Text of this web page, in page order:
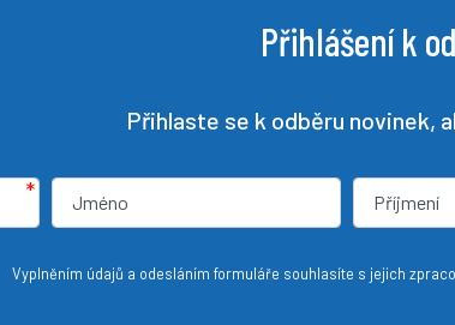
Přihlášení k
Přihlaste se k odběru novinek,
*
Vyplněním údajů a odesláním formuláře souhlasíte s jejich